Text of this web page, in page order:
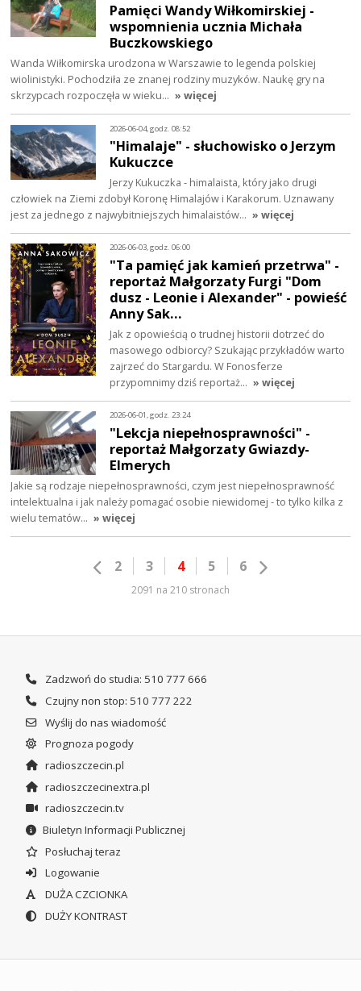
Pamięci Wandy Wiłkomirskiej -
wspomnienia ucznia Michała
Buczkowskiego
Wanda Wiłkomirska urodzona w Warszawie to legenda polskiej
wiolinistyki. Pochodziła ze znanej rodziny muzyków. Naukę gry na
skrzypcach rozpoczęła w wieku… » więcej
2026-06-04, godz. 08:52
"Himalaje" - słuchowisko o Jerzym
Kukuczce
Jerzy Kukuczka - himalaista, który jako drugi
człowiek na Ziemi zdobył Koronę Himalajów i Karakorum. Uznawany
jest za jednego z najwybitniejszych himalaistów… » więcej
2026-06-03, godz. 06:00
"Ta pamięć jak kamień przetrwa" -
reportaż Małgorzaty Furgi "Dom
dusz - Leonie i Alexander" - powieść
Anny Sak…
Jak z opowieścią o trudnej historii dotrzeć do
masowego odbiorcy? Szukając przykładów warto
zajrzeć do Stargardu. W Fonosferze
przypomnimy dziś reportaż… » więcej
2026-06-01, godz. 23:24
"Lekcja niepełnosprawności" -
reportaż Małgorzaty Gwiazdy-
Elmerych
Jakie są rodzaje niepełnosprawności, czym jest niepełnosprawność
intelektualna i jak należy pomagać osobie niewidomej - to tylko kilka z
wielu tematów… » więcej
2 3 4 5 6
2091 na 210 stronach
Zadzwoń do studia: 510 777 666
Czujny non stop: 510 777 222
Wyślij do nas wiadomość
Prognoza pogody
radioszczecin.pl
radioszczecinextra.pl
radioszczecin.tv
Biuletyn Informacji Publicznej
Posłuchaj teraz
Logowanie
DUŻA CZCIONKA
DUŻY KONTRAST